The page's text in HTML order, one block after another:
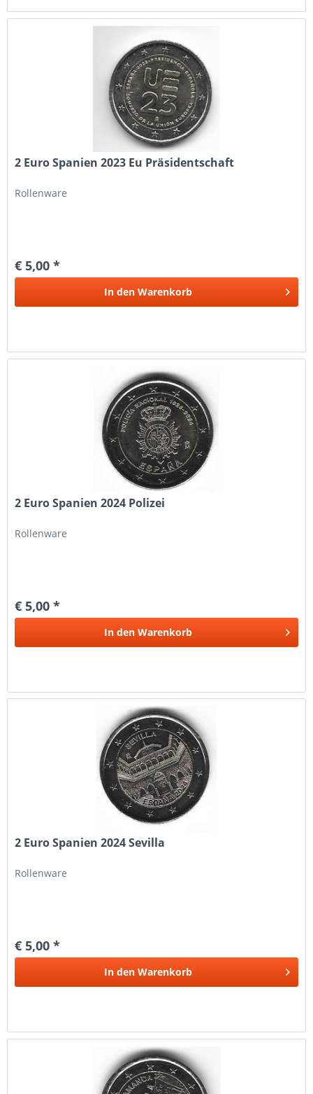
2 Euro Spanien 2023 Eu Präsidentschaft
Rollenware
€ 5,00 *
In den Warenkorb
2 Euro Spanien 2024 Polizei
Rollenware
€ 5,00 *
In den Warenkorb
2 Euro Spanien 2024 Sevilla
Rollenware
€ 5,00 *
In den Warenkorb